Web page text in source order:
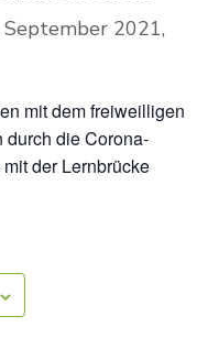
September 2021,
mit dem freiweilligen
durch die Corona-
der Lernbrücke